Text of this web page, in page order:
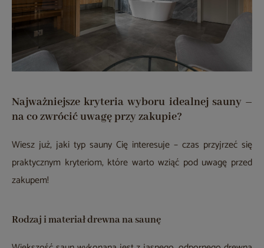
Najważniejsze kryteria wyboru idealnej sauny –
na co zwrócić uwagę przy zakupie?
Wiesz już, jaki typ sauny Cię interesuje – czas przyjrzeć się
praktycznym kryteriom, które warto wziąć pod uwagę przed
zakupem!
Rodzaj i materiał drewna na saunę